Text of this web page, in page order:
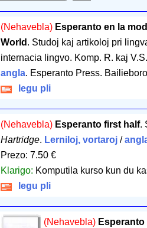
(Nehavebla) Esperanto en la
World . Studoj kaj artikoloj pri
internacia lingvo. Komp. R. kaj
angla. Esperanto Press.
legu pli
(Nehavebla) Esperanto first half.
Hartridge. Lerniloj, vortaroj /
Prezo: 7.50 €
Klarigo: Komputila kurso kun du
legu pli
(Nehavebla)